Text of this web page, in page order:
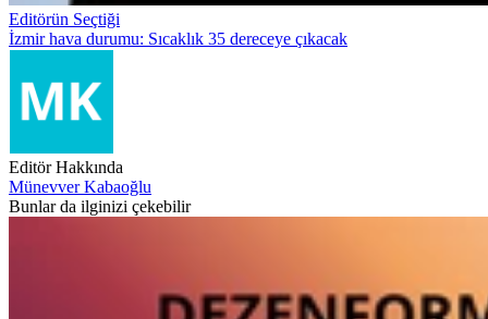
Editörün Seçtiği
İzmir hava durumu: Sıcaklık 35 dereceye çıkacak
Editör Hakkında
Münevver Kabaoğlu
Bunlar da ilginizi çekebilir